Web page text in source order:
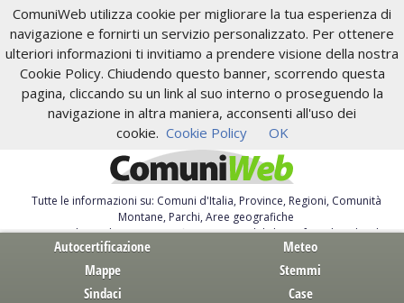
ComuniWeb utilizza cookie per migliorare la tua esperienza di
navigazione e fornirti un servizio personalizzato. Per ottenere
ulteriori informazioni ti invitiamo a prendere visione della nostra
Cookie Policy. Chiudendo questo banner, scorrendo questa
pagina, cliccando su un link al suo interno o proseguendo la
navigazione in altra maniera, acconsenti all'uso dei
cookie. Cookie Policy OK
Tutte le informazioni su: Comuni d'Italia, Province, Regioni, Comunità
Montane, Parchi, Aree geografiche
Servizi al Cittadino. Autocertificazione, moduli, leggi, free download
Autocertificazione
Meteo
Mappe
Stemmi
Sindaci
Case